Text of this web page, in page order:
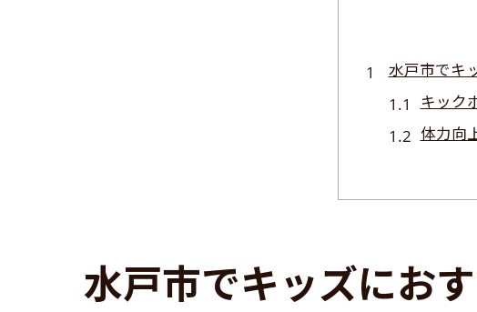
水戸市でキ
キック
体力向
キッ
柔軟性
水戸
親子で楽し
水戸市でキッズにお